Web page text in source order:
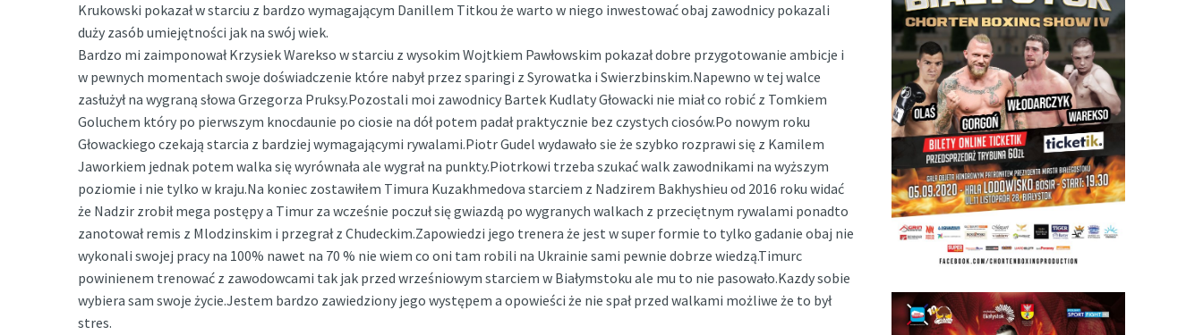
Krukowski pokazał w starciu z bardzo wymagającym Danillem Titkou że warto w niego inwestować obaj zawodnicy pokazali
duży zasób umiejętności jak na swój wiek.
Bardzo mi zaimponował Krzysiek Warekso w starciu z wysokim Wojtkiem Pawłowskim pokazał dobre przygotowanie ambicje i
w pewnych momentach swoje doświadczenie które nabył przez sparingi z Syrowatka i Swierzbinskim.Napewno w tej walce
zasłużył na wygraną słowa Grzegorza Pruksy.Pozostali moi zawodnicy Bartek Kudlaty Głowacki nie miał co robić z Tomkiem
Goluchem który po pierwszym knocdaunie po ciosie na dół potem padał praktycznie bez czystych ciosów.Po nowym roku
Głowackiego czekają starcia z bardziej wymagającymi rywalami.Piotr Gudel wydawało sie że szybko rozprawi się z Kamilem
Jaworkiem jednak potem walka się wyrównała ale wygrał na punkty.Piotrkowi trzeba szukać walk zawodnikami na wyższym
poziomie i nie tylko w kraju.Na koniec zostawiłem Timura Kuzakhmedova starciem z Nadzirem Bakhyshieu od 2016 roku widać
że Nadzir zrobił mega postępy a Timur za wcześnie poczuł się gwiazdą po wygranych walkach z przeciętnym rywalami ponadto
zanotował remis z Mlodzinskim i przegrał z Chudeckim.Zapowiedzi jego trenera że jest w super formie to tylko gadanie obaj nie
wykonali swojej pracy na 100% nawet na 70 % nie wiem co oni tam robili na Ukrainie sami pewnie dobrze wiedzą.Timurc
powinienem trenować z zawodowcami tak jak przed wrześniowym starciem w Białymstoku ale mu to nie pasowało.Kazdy sobie
wybiera sam swoje życie.Jestem bardzo zawiedziony jego występem a opowieści że nie spał przed walkami możliwe że to był
stres.